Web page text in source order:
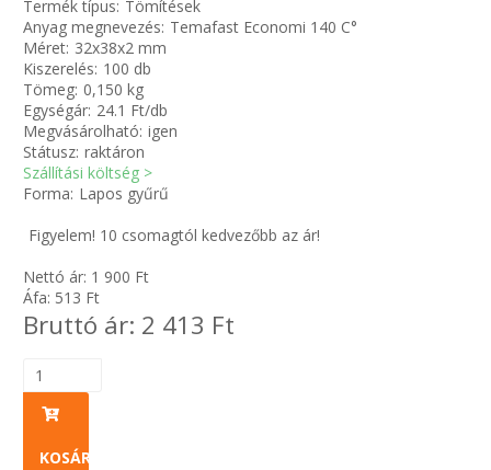
SIMÍTÓZÁRAS TASAK
KÖTÖZŐK-JELÖLŐK-IRATTARTÓK
TÖMLŐBILINCS
Termék típus: Tömítések
Anyag megnevezés: Temafast Economi 140 C°
Méret: 32x38x2 mm
Kiszerelés: 100 db
Tömeg: 0,150 kg
Egységár: 24.1 Ft/db
Megvásárolható: igen
Státusz: raktáron
Szállítási költség >
Forma: Lapos gyűrű
Figyelem! 10 csomagtól kedvezőbb az ár!
Nettó ár: 1 900 Ft
Áfa: 513 Ft
Bruttó ár: 2 413 Ft
KOSÁRBA